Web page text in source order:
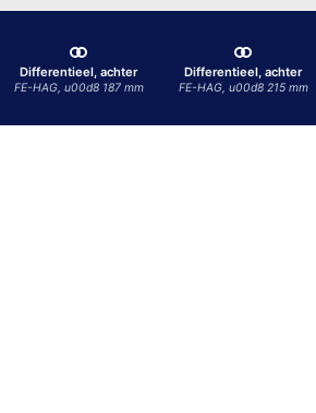
Differentieel, achter
FE-HAG, u00d8 187 mm
Differentieel, achter
FE-HAG, u00d8 215 mm